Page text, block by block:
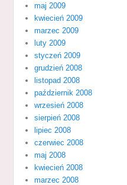
maj 2009
kwiecień 2009
marzec 2009
luty 2009
styczeń 2009
grudzień 2008
listopad 2008
październik 2008
wrzesień 2008
sierpień 2008
lipiec 2008
czerwiec 2008
maj 2008
kwiecień 2008
marzec 2008